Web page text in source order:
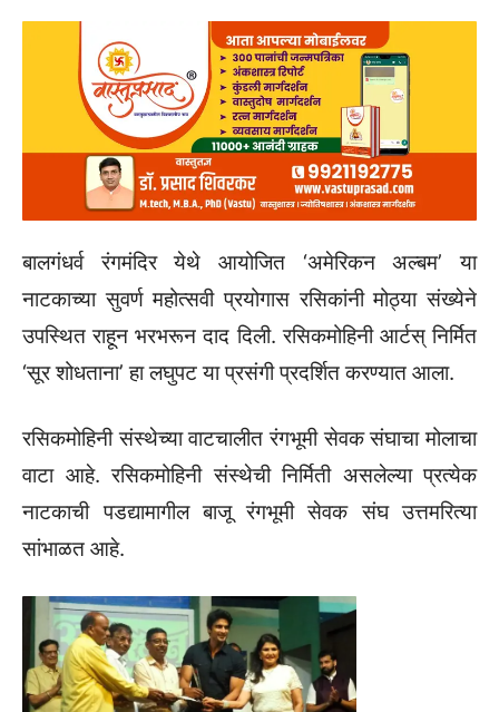
बालगंधर्व रंगमंदिर येथे आयोजित ‌‘अमेरिकन अल्बम‌’ या
नाटकाच्या सुवर्ण महोत्सवी प्रयोगास रसिकांनी मोठ्या संख्येने
उपस्थित राहून भरभरून दाद दिली. रसिकमोहिनी आर्टस्‌‍ निर्मित
‌‘सूर शोधताना‌’ हा लघुपट या प्रसंगी प्रदर्शित करण्यात आला.
रसिकमोहिनी संस्थेच्या वाटचालीत रंगभूमी सेवक संघाचा मोलाचा
वाटा आहे. रसिकमोहिनी संस्थेची निर्मिती असलेल्या प्रत्येक
नाटकाची पडद्यामागील बाजू रंगभूमी सेवक संघ उत्तमरित्या
सांभाळत आहे.